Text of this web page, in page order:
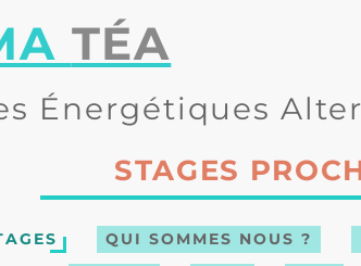
TÉA
QUI SOMMES NOUS ?
Énergétiques A
STAGES